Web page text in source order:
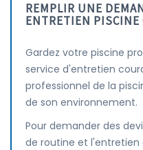
REMPLIR UNE
ENTRETIEN PISCINE
Gardez votre piscine
service d'entretien
professionnel de la
de son environnement.
Pour demander des
de routine et l'entretien